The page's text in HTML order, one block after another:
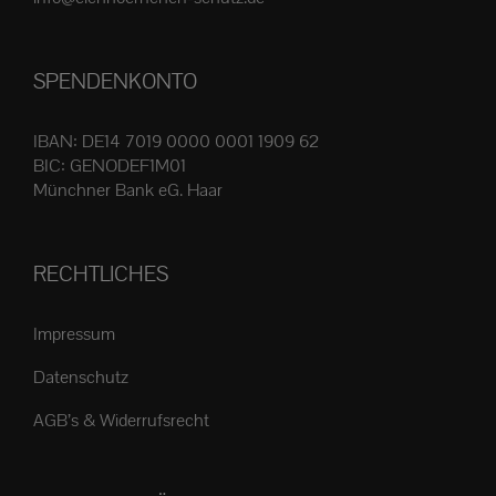
werden
SPENDENKONTO
IBAN: DE14 7019 0000 0001 1909 62
BIC: GENODEF1M01
Münchner Bank eG. Haar
RECHTLICHES
Impressum
Datenschutz
AGB’s & Widerrufsrecht